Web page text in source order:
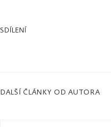
SDÍLENÍ
DALŠÍ ČLÁNKY OD AUTORA